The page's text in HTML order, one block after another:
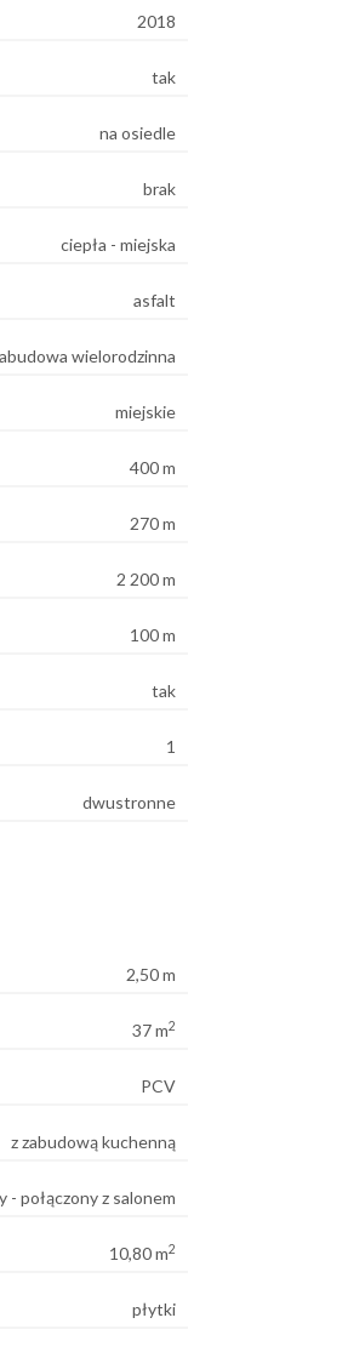
2018
tak
na osiedle
brak
ciepła - miejska
asfalt
wielorodzinna
miejskie
400 m
270 m
2 200 m
100 m
tak
1
dwustronne
2,50 m
37 m2
PCV
z zabudową kuchenną
- połączony z salonem
10,80 m2
płytki